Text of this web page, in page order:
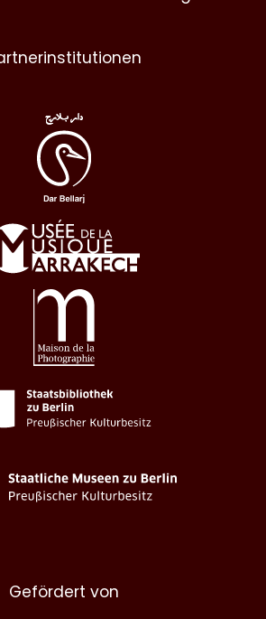
Gefördert von